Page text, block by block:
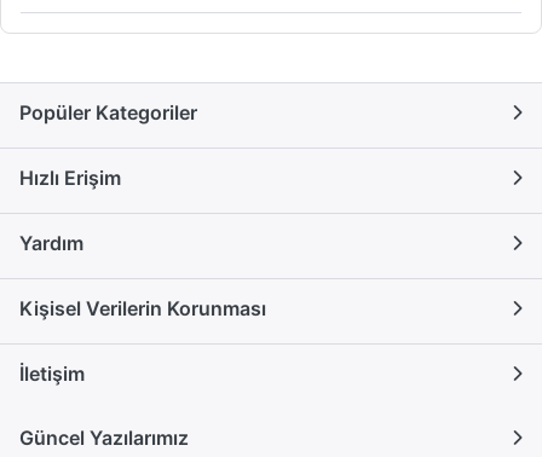
Popüler Kategoriler
Hızlı Erişim
Yardım
Kişisel Verilerin Korunması
İletişim
Güncel Yazılarımız